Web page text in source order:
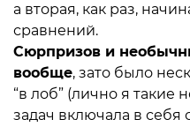
а вторая, как раз,
сравнений.
Сюрпризов и
вообще, зато было
“в лоб” (лично я такие
задач включала в себя